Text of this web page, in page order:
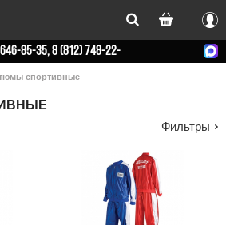
Вход
85-35, 8 (812) 748-22-
спортивные
Фильтры